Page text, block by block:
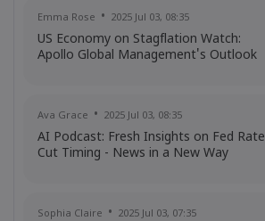
Emma Rose 2025 Jul 03, 08:35
US Economy on Stagflation Watch:
Apollo Global Management's Outlook
Ava Grace 2025 Jul 03, 08:35
AI Podcast: Fresh Insights on Fed Rate
Cut Timing - News in a New Way
Sophia Claire 2025 Jul 03, 07:35